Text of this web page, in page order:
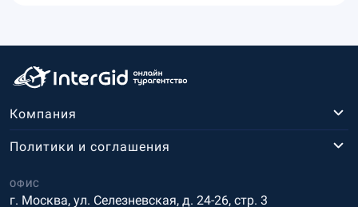
Компания
ОФИС
г. Москва, ул. Селезневская, д. 24-26, стр. 3
Политики и соглашения